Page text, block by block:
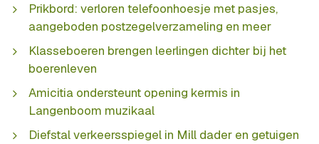
Prikbord: verloren telefoonhoesje met pasjes,
aangeboden postzegelverzameling en meer
Klasseboeren brengen leerlingen dichter bij het
boerenleven
Amicitia ondersteunt opening kermis in
Langenboom muzikaal
Diefstal verkeersspiegel in Mill dader en getuigen